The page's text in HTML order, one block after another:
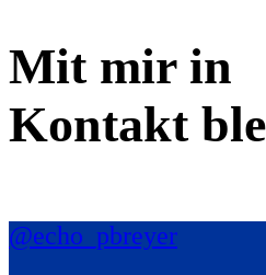
Mit mir in
Kontakt
@echo_pbreyer